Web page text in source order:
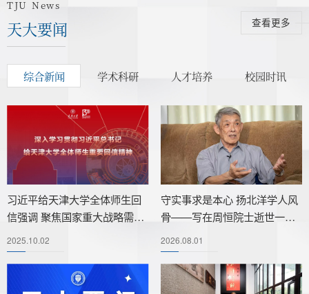
TJU News
天大要闻
综合新闻 学术科研 人才培养 校园时讯
查看更多
习近平给天津大学全体师生回
信强调 聚焦国家重大战略需求
济社会发展
2025.10.02
守实事求是本心 扬北洋学人风
骨——写在周恒院士逝世一周
2026.08.01
微电子学院智能传感功能材料
全国重点实验室团队参加中国
APEC可持续能源中心与深圳
市规划和自然资源局签署战略
微电子学院2026年海外创新实
践项目计划（文莱站）圆满落
天津大学微电子学院参加第二
十届高校电子信息学院院长
电子信息学科建设大会
医学部生命科学学院代表团赴
龙岩学院生命科学学院调研交
合成生物与生物制造学院党委
书记讲授专题党课